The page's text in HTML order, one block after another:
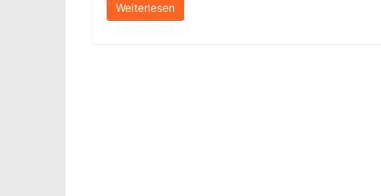
Weiterlesen